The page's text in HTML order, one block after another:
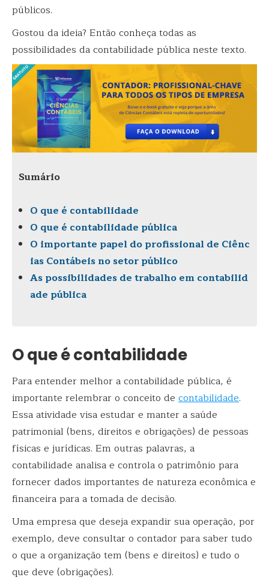
públicos.
Gostou da ideia? Então conheça todas as
possibilidades da contabilidade pública neste texto.
Sumário
O que é contabilidade
O que é contabilidade pública
O importante papel do profissional de Ciênc
ias Contábeis no setor público
As possibilidades de trabalho em contabilid
ade pública
O que é contabilidade
Para entender melhor a contabilidade pública, é
importante relembrar o conceito de contabilidade.
Essa atividade visa estudar e manter a saúde
patrimonial (bens, direitos e obrigações) de pessoas
físicas e jurídicas. Em outras palavras, a
contabilidade analisa e controla o patrimônio para
fornecer dados importantes de natureza econômica e
financeira para a tomada de decisão.
Uma empresa que deseja expandir sua operação, por
exemplo, deve consultar o contador para saber tudo
o que a organização tem (bens e direitos) e tudo o
que deve (obrigações).